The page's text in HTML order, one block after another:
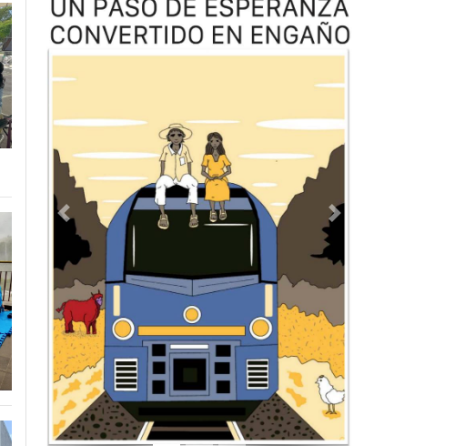
TODOS LOS SUPLEMENTOS